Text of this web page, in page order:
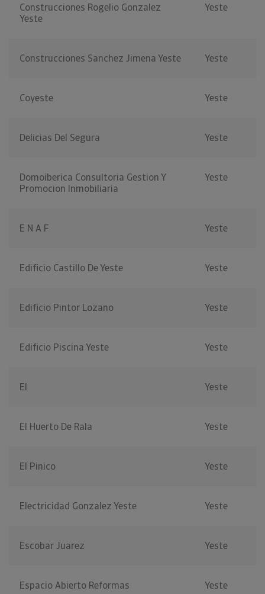
Construcciones Rogelio Gonzalez
Yeste
Yeste
Construcciones Sanchez Jimena Yeste Yeste
Coyeste Yeste
Delicias Del Segura Yeste
Domoiberica Consultoria Gestion Y
Promocion Inmobiliaria
Yeste
E N A F Yeste
Edificio Castillo De Yeste Yeste
Edificio Pintor Lozano Yeste
Edificio Piscina Yeste Yeste
El Yeste
El Huerto De Rala Yeste
El Pinico Yeste
Electricidad Gonzalez Yeste Yeste
Escobar Juarez Yeste
Espacio Abierto Reformas Yeste